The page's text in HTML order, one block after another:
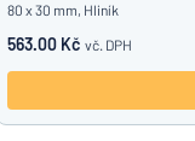
80 x 30 mm, Hliník
563.00 Kč vč. DPH